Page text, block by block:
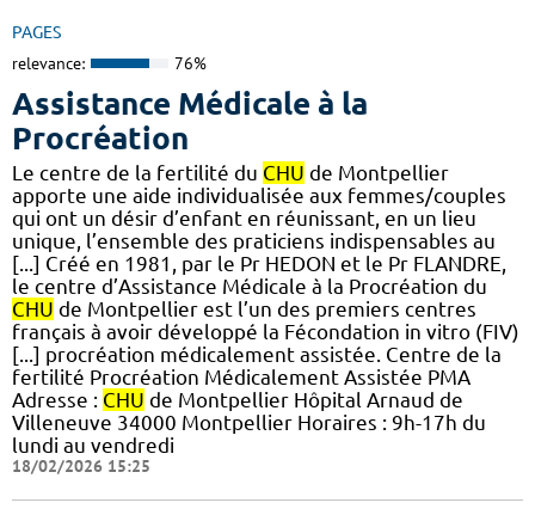
PAGES
relevance: 76%
Assistance Médicale à la
Procréation
Le centre de la fertilité du CHU de Montpellier
apporte une aide individualisée aux femmes/couples
qui ont un désir d’enfant en réunissant, en un lieu
unique, l’ensemble des praticiens indispensables au
[...] Créé en 1981, par le Pr HEDON et le Pr FLANDRE,
le centre d’Assistance Médicale à la Procréation du
CHU de Montpellier est l’un des premiers centres
français à avoir développé la Fécondation in vitro (FIV)
[...] procréation médicalement assistée. Centre de la
fertilité Procréation Médicalement Assistée PMA
Adresse : CHU de Montpellier Hôpital Arnaud de
Villeneuve 34000 Montpellier Horaires : 9h-17h du
lundi au vendredi
18/02/2026 15:25